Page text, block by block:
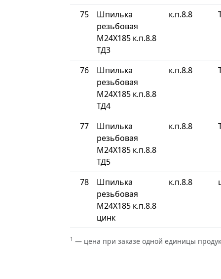
75
Шпилька
резьбовая
М24Х185 к.п.8.8
ТД3
к.п.8.8
76
Шпилька
резьбовая
М24Х185 к.п.8.8
ТД4
к.п.8.8
77
Шпилька
резьбовая
М24Х185 к.п.8.8
ТД5
к.п.8.8
78
Шпилька
резьбовая
М24Х185 к.п.8.8
цинк
к.п.8.8
1 — цена при заказе одной единицы